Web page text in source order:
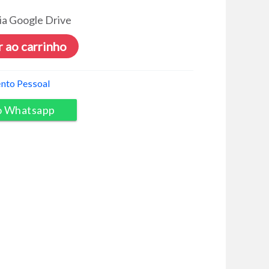
Google Drive
ao carrinho
Pessoal
Whatsapp